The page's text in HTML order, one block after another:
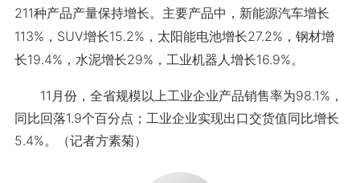
211种产品产量保持增长。主要产品中，新能源汽车增长
113%，SUV增长15.2%，太阳能电池增长27.2%，钢材增
长19.4%，水泥增长29%，工业机器人增长16.9%。
11月份，全省规模以上工业企业产品销售率为98.1%，
同比回落1.9个百分点；工业企业实现出口交货值同比增长
5.4%。（记者方素菊）